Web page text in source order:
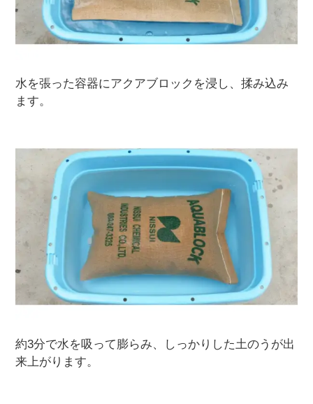
水を張った容器にアクアブロックを浸し、揉み込み
ます。
約3分で水を吸って膨らみ、しっかりした土のうが出
来上がります。